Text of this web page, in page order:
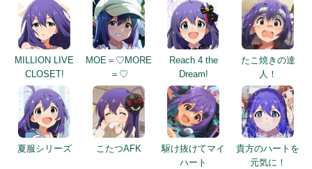
MILLION LIVE
CLOSET!
MOE＝♡MORE
＝♡
Reach 4 the
Dream!
たこ焼きの達
人！
夏服シリーズ こたつAFK
駆け抜けてマイ
ハート
貴方のハートを
元気に！